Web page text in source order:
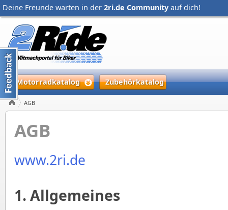
Deine Freunde warten in der 2ri.de Community auf dich!
Motorradkatalog Zubehörkatalog
AGB
AGB
www.2ri.de
1. Allgemeines